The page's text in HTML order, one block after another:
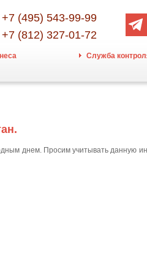
+7 (495) 543-99-99
+7 (812) 327-01-72
Служба
днем. Просим учитывать данную